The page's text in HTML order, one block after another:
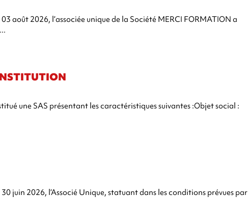
août 2026, l’associée unique de la Société MERCI FORMATION a
une SAS présentant les caractéristiques suivantes :Objet social :
juin 2026, l’Associé Unique, statuant dans les conditions prévues par